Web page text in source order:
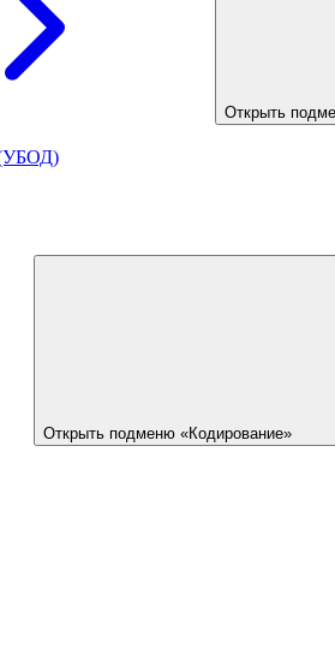
Открыть
(УБОД)
Открыть подменю «Кодирование»